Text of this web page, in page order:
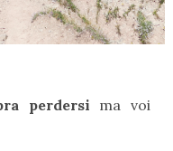
perdersi ma voi